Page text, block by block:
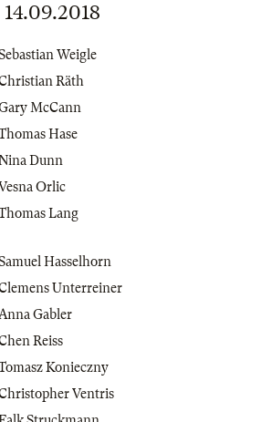
Weigle
Räth
McCann
Hase
Dunn
Orlic
Lang
Hasselhorn
Unterreiner
Gabler
Reiss
Konieczny
Ventris